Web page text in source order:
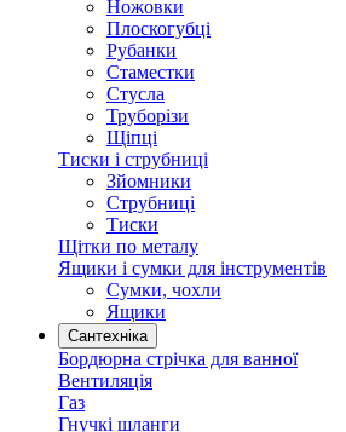
Ножовки
Плоскогубці
Рубанки
Стаместки
Стусла
Труборізи
Щіпці
Тиски і струбниці
Зйомники
Струбниці
Тиски
Щітки по металу
Ящики і сумки для інструментів
Сумки, чохли
Ящики
Сантехніка
Бордюрна стрічка для ванної
Вентиляція
Газ
Гнучкі шланги